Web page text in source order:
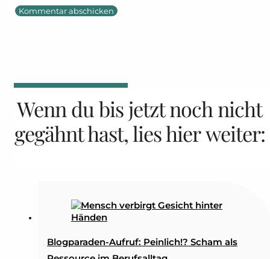
Wenn du bis jetzt noch nicht
gegähnt hast, lies hier weiter:
Blogparaden-Aufruf: Peinlich!? Scham als